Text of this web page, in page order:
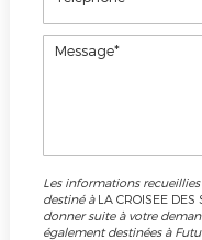
Les informations
destiné àLA CROISEE DES
donner suite à votre
également destinées à